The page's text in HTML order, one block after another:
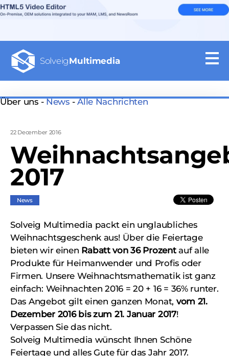
SolveigMultimedia
Über uns -News-Alle Nachrichten
22 December 2016
2017
News
Solveig Multimedia packt ein unglaubliches
Weihnachtsgeschenk aus! Über die Feiertage
bieten wir einen Rabatt von 36 Prozentauf alle
Produkte für Heimanwender und Profis oder
Firmen. Unsere Weihnachtsmathematik ist ganz
einfach: Weihnachten 2016 = 20 + 16 = 36% runter.
Das Angebot gilt einen ganzen Monat, vom 21.
Dezember 2016 bis zum 21. Januar 2017!
Verpassen Sie das nicht.
Solveig Multimedia wünscht Ihnen Schöne
Feiertage und alles Gute für das Jahr 2017.